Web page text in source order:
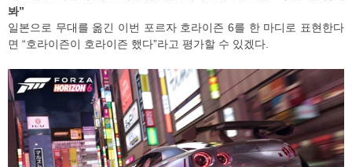
봐”
일본으로 무대를 옮긴 이번 포르자 호라이즌 6를 한 마디로 표현한다
면 “호라이즌이 호라이즌 했다”라고 평가할 수 있겠다.